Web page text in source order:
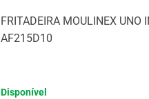
FRITADEIRA MOULINEX UNO
AF215D10
Disponível